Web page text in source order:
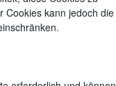
Cookies kann jedoch die